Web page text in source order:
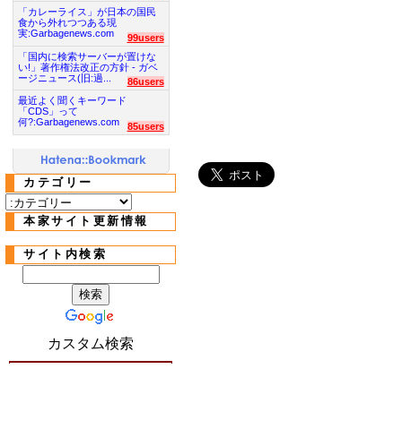
「カレーライス」が日本の国民
食から外れつつある現
実:Garbagenews.com
99users
「国内に検索サーバーが置けな
い!」著作権法改正の方針 - ガベ
ージニュース(旧:過...
86users
最近よく聞くキーワード
「CDS」って
何?:Garbagenews.com
85users
カテゴリー
本家サイト更新情報
サイト内検索
カスタム検索